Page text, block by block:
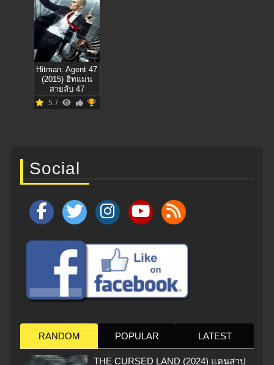
Hitman: Agent 47
(2015) ฮิทแมน
สายลับ 47
5.7
Social
RANDOM POPULAR LATEST
THE CURSED LAND (2024) แดนสาป